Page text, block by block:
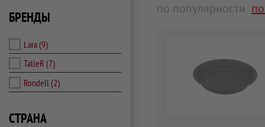
БРЕНДЫ
Lara(9)
TalleR (7)
Rondell (2)
СТРАНА
по популярности